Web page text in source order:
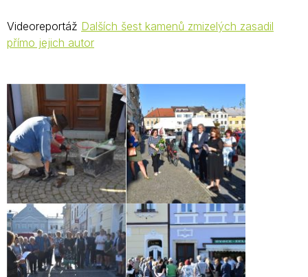
Videoreportáž Dalších šest kamenů zmizelých zasadil
přímo jejich autor